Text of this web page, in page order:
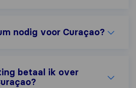
nodig voor Curaçao?
betaal ik over